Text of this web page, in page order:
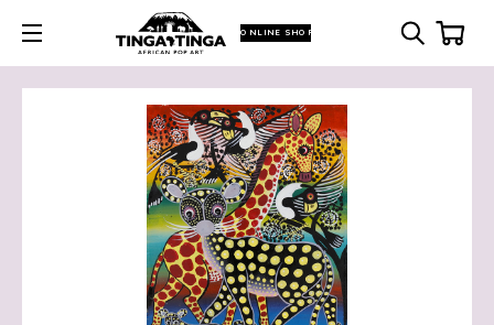
ONLINE SHOP